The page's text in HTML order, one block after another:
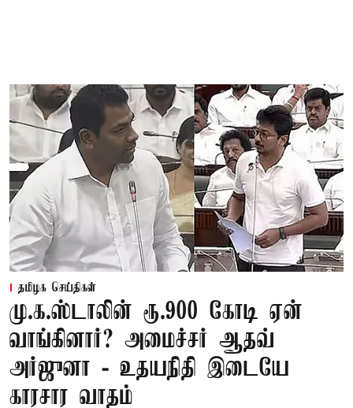
தமிழக செய்திகள்
மு.க.ஸ்டாலின் ரூ.900 கோடி ஏன்
வாங்கினார்? அமைச்சர் ஆதவ்
அர்ஜுனா - உதயநிதி இடையே
காரசார வாதம்